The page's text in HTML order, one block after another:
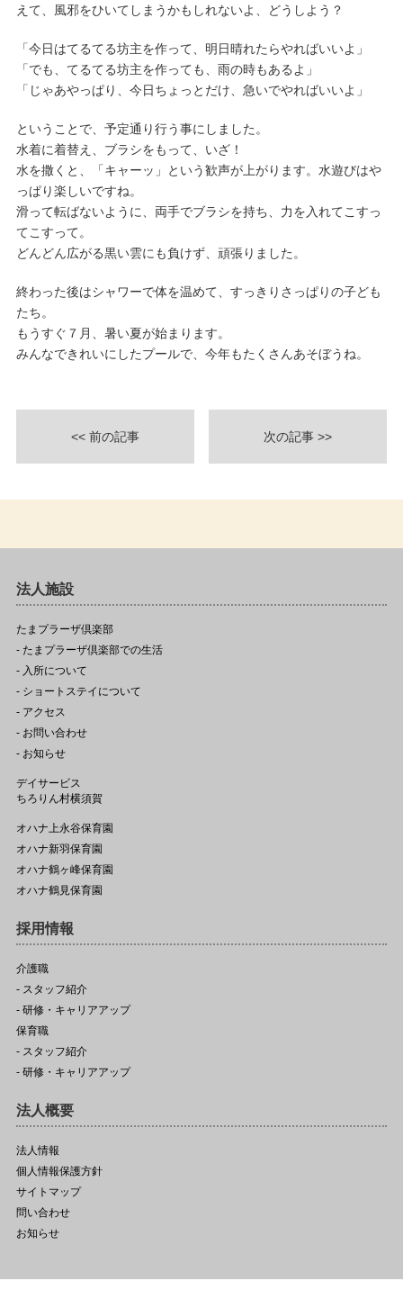
えて、風邪をひいてしまうかもしれないよ、どうしよう？
「今日はてるてる坊主を作って、明日晴れたらやればいいよ」
「でも、てるてる坊主を作っても、雨の時もあるよ」
「じゃあやっぱり、今日ちょっとだけ、急いでやればいいよ」
ということで、予定通り行う事にしました。
水着に着替え、ブラシをもって、いざ！
水を撒くと、「キャーッ」という歓声が上がります。水遊びはや
っぱり楽しいですね。
滑って転ばないように、両手でブラシを持ち、力を入れてこすっ
てこすって。
どんどん広がる黒い雲にも負けず、頑張りました。
終わった後はシャワーで体を温めて、すっきりさっぱりの子ども
たち。
もうすぐ７月、暑い夏が始まります。
みんなできれいにしたプールで、今年もたくさんあそぼうね。
<< 前の記事 次の記事 >>
法人施設
たまプラーザ倶楽部
- たまプラーザ倶楽部での生活
- 入所について
- ショートステイについて
- アクセス
- お問い合わせ
- お知らせ
デイサービス
ちろりん村横須賀
オハナ上永谷保育園
オハナ新羽保育園
オハナ鶴ヶ峰保育園
オハナ鶴見保育園
採用情報
介護職
- スタッフ紹介
- 研修・キャリアアップ
保育職
- スタッフ紹介
- 研修・キャリアアップ
法人概要
法人情報
個人情報保護方針
サイトマップ
問い合わせ
お知らせ